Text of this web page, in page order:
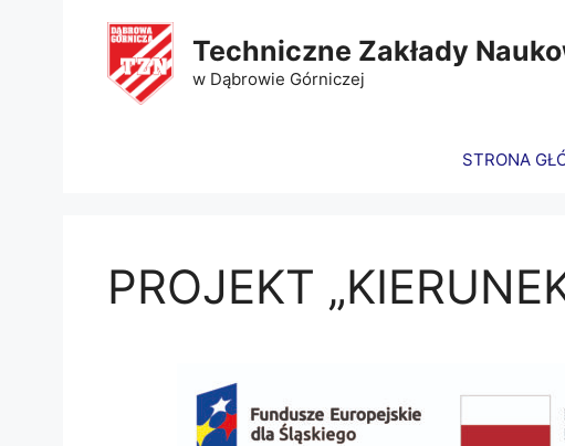
Techniczne Zakłady
w Dąbrowie Górniczej
STRONA
PROJEKT